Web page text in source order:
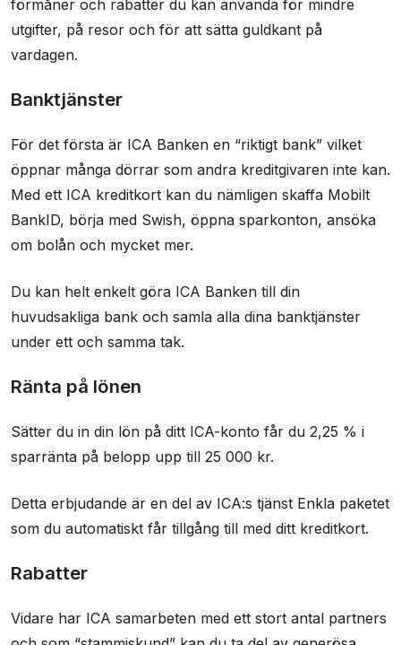
förmåner och rabatter du kan använda för mindre
utgifter, på resor och för att sätta guldkant på
vardagen.
Banktjänster
För det första är ICA Banken en “riktigt bank” vilket
öppnar många dörrar som andra kreditgivaren inte kan.
Med ett ICA kreditkort kan du nämligen skaffa Mobilt
BankID, börja med Swish, öppna sparkonton, ansöka
om bolån och mycket mer.
Du kan helt enkelt göra ICA Banken till din
huvudsakliga bank och samla alla dina banktjänster
under ett och samma tak.
Ränta på lönen
Sätter du in din lön på ditt ICA-konto får du 2,25 % i
sparränta på belopp upp till 25 000 kr.
Detta erbjudande är en del av ICA:s tjänst Enkla paketet
som du automatiskt får tillgång till med ditt kreditkort.
Rabatter
Vidare har ICA samarbeten med ett stort antal partners